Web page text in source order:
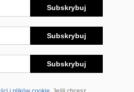
Subskrybuj
Subskrybuj
Subskrybuj